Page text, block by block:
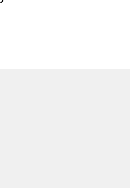
kodu (377)